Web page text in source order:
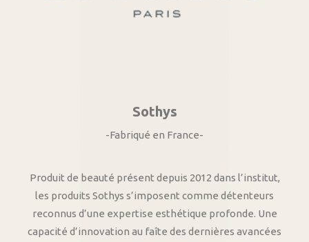
Sothys
-Fabriqué en France-
Produit de beauté présent depuis 2012 dans l’institut,
les produits Sothys s’imposent comme détenteurs
reconnus d’une expertise esthétique profonde. Une
capacité d’innovation au faîte des dernières avancées